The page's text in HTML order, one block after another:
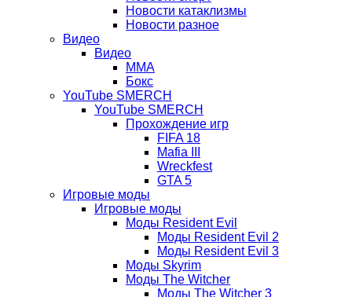
Новости катаклизмы
Новости разное
Видео
Видео
ММА
Бокс
YouTube SMERCH
YouTube SMERCH
Прохождение игр
FIFA 18
Mafia III
Wreckfest
GTA 5
Игровые моды
Игровые моды
Моды Resident Evil
Моды Resident Evil 2
Моды Resident Evil 3
Моды Skyrim
Моды The Witcher
Моды The Witcher 3